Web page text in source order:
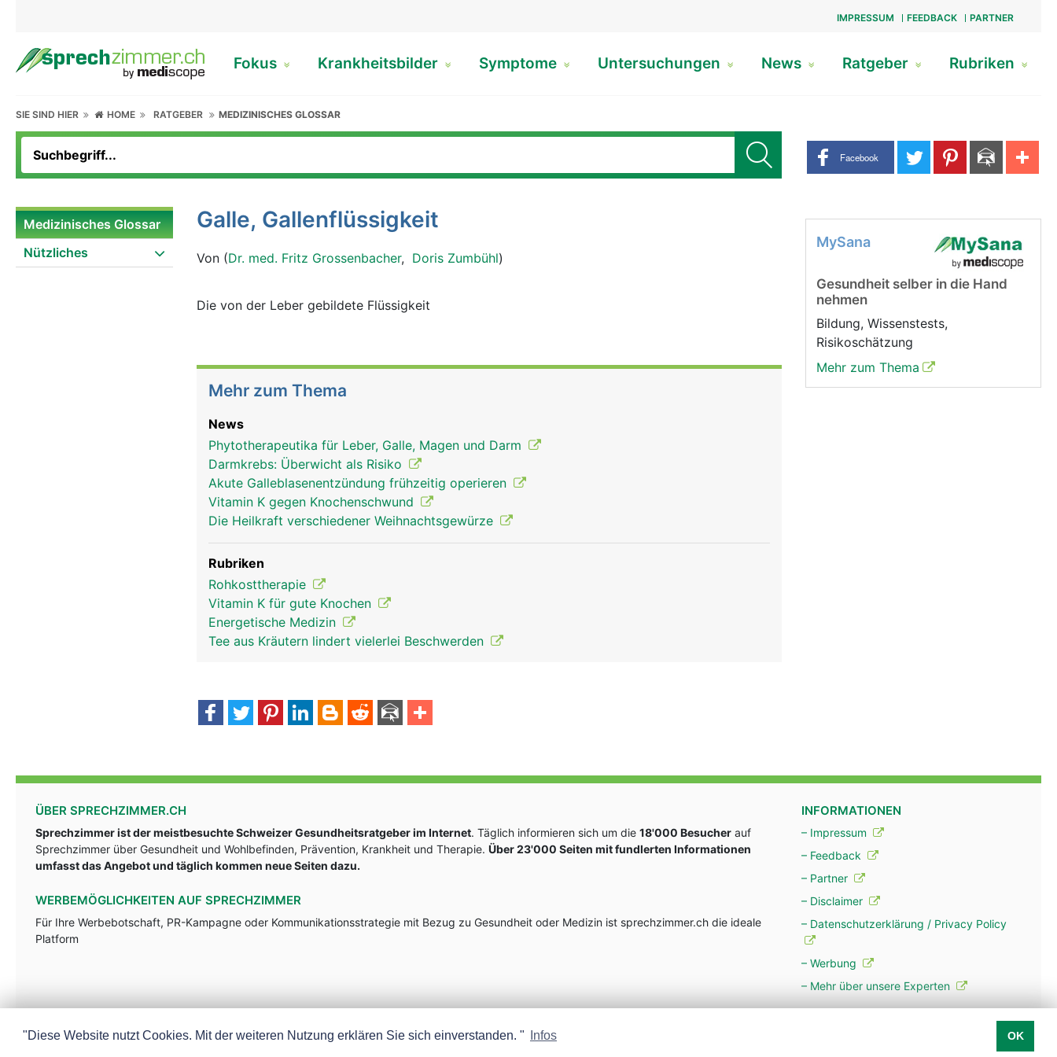
IMPRESSUM FEEDBACK PARTNER
Fokus Krankheitsbilder Symptome Untersuchungen News Ratgeber Rubriken
SIE SIND HIER HOME RATGEBER MEDIZINISCHES GLOSSAR
Share buttons
Facebook
Medizinisches Glossar
Nützliches
Galle, Gallenflüssigkeit
Von (Dr. med. Fritz Grossenbacher, Doris Zumbühl)
Die von der Leber gebildete Flüssigkeit
Mehr zum Thema
News
Phytotherapeutika für Leber, Galle, Magen und Darm
Darmkrebs: Überwicht als Risiko
Akute Galleblasenentzündung frühzeitig operieren
Vitamin K gegen Knochenschwund
Die Heilkraft verschiedener Weihnachtsgewürze
Rubriken
Rohkosttherapie
Vitamin K für gute Knochen
Energetische Medizin
Tee aus Kräutern lindert vielerlei Beschwerden
MySana
Gesundheit selber in die Hand
nehmen
Bildung, Wissenstests,
Risikoschätzung
Mehr zum Thema
ÜBER SPRECHZIMMER.CH
Sprechzimmer ist der meistbesuchte Schweizer Gesundheitsratgeber im Internet. Täglich informieren sich um die 18'000 Besucher auf
Sprechzimmer über Gesundheit und Wohlbefinden, Prävention, Krankheit und Therapie. Über 23'000 Seiten mit fundlerten Informationen
umfasst das Angebot und täglich kommen neue Seiten dazu.
WERBEMÖGLICHKEITEN AUF SPRECHZIMMER
Für Ihre Werbebotschaft, PR-Kampagne oder Kommunikationsstrategie mit Bezug zu Gesundheit oder Medizin ist sprechzimmer.ch die ideale
Platform
INFORMATIONEN
– Impressum
– Feedback
– Partner
– Disclaimer
– Datenschutzerklärung / Privacy Policy
– Werbung
– Mehr über unsere Experten
"Diese Website nutzt Cookies. Mit der weiteren Nutzung erklären Sie sich einverstanden. " Infos OK